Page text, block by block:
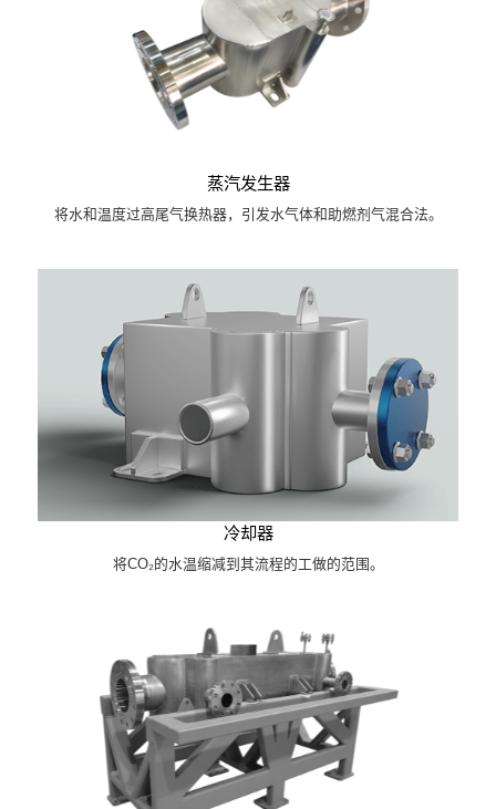
蒸汽发生器
将水和温度过高尾气换热器，引发水气体和助燃剂气混合法。
冷却器
将CO₂的水温缩减到其流程的工做的范围。